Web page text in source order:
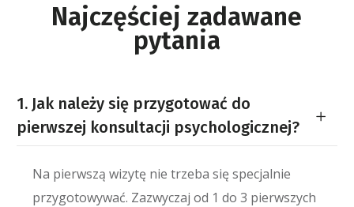
Najczęściej zadawane
pytania
1. Jak należy się przygotować do
pierwszej konsultacji psychologicznej?
Na pierwszą wizytę nie trzeba się specjalnie
przygotowywać. Zazwyczaj od 1 do 3 pierwszych